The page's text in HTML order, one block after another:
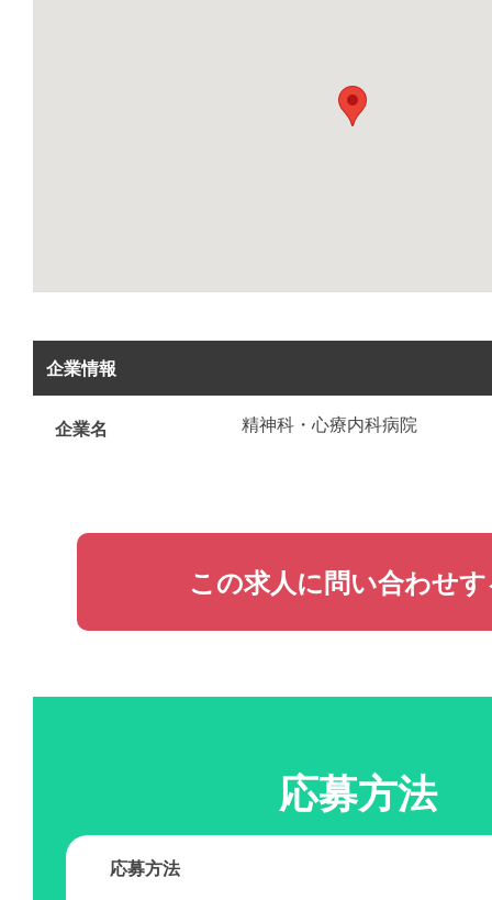
企業情報
企業名 精神科・心療内科病院
この求人に問い合わせ
応募方法
応募方法